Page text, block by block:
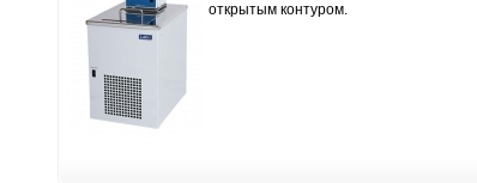
открытым контуром.